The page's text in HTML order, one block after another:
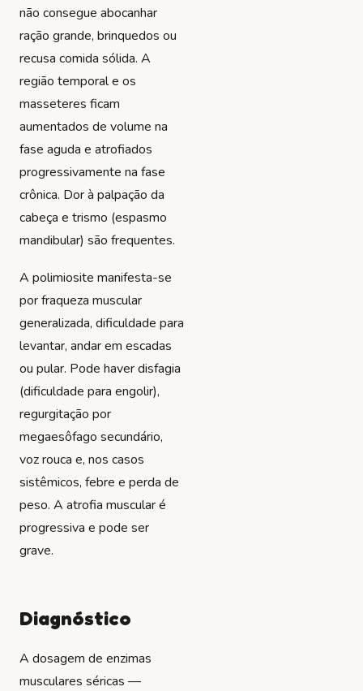
não consegue abocanhar
ração grande, brinquedos ou
recusa comida sólida. A
região temporal e os
masseteres ficam
aumentados de volume na
fase aguda e atrofiados
progressivamente na fase
crônica. Dor à palpação da
cabeça e trismo (espasmo
mandibular) são frequentes.
A polimiosite manifesta-se
por fraqueza muscular
generalizada, dificuldade para
levantar, andar em escadas
ou pular. Pode haver disfagia
(dificuldade para engolir),
regurgitação por
megaesôfago secundário,
voz rouca e, nos casos
sistêmicos, febre e perda de
peso. A atrofia muscular é
progressiva e pode ser
grave.
Diagnóstico
A dosagem de enzimas
musculares séricas —